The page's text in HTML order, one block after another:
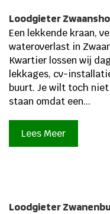
Loodgieter
Een lekkende kraan,
wateroverlast in
Kwartier lossen wij
lekkages, cv-
buurt.​ Je wilt toch
staan omdat een...
Lees Meer
Loodgieter